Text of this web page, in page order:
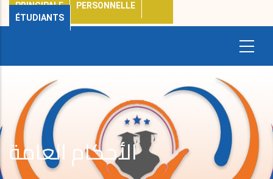
PRINCIPALE
PERSONNELLE
ÉTUDIANTS
الأحكام العامة